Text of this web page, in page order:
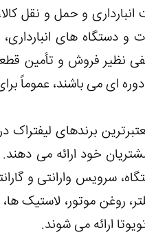
و حمل و نقل
و دستگاه های
فروش و تأمین
ای می باشند، عموماً
برندهای
خود ارائه می
سرویس وارانتی و
روغن موتور، لاستیک
ارائه می شوند.